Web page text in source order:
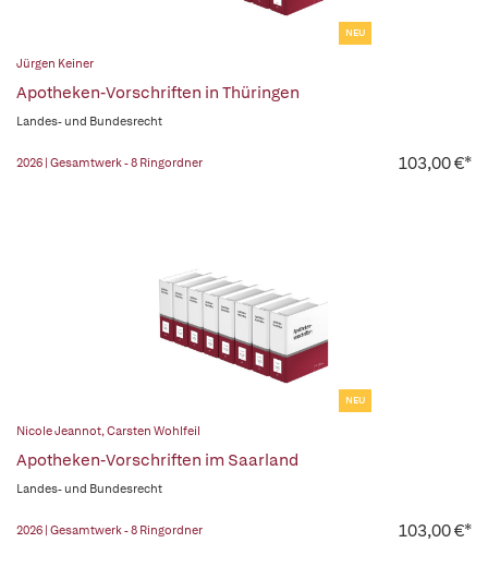
NEU
Jürgen Keiner
Apotheken-Vorschriften in Thüringen
Landes- und Bundesrecht
2026 | Gesamtwerk - 8 Ringordner 103,00 €*
NEU
Nicole Jeannot,Carsten Wohlfeil
Apotheken-Vorschriften im Saarland
Landes- und Bundesrecht
2026 | Gesamtwerk - 8 Ringordner 103,00 €*